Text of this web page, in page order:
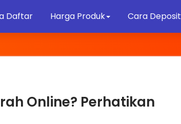
Daftar Harga Produk Cara Deposit
Online? Perhatikan